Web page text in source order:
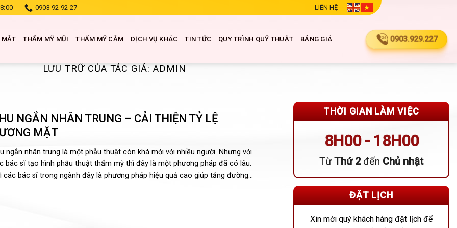
0903 92 92 27 LIÊN HỆ
MẮT THẨM MỸ MŨI THẨM MỸ CẰM DỊCH VỤ KHÁC TIN TỨC QUY TRÌNH QUỸ THUẬT BẢNG GIÁ 0903.929.227
LƯU TRỮ CỦA TÁC GIẢ: ADMIN
NGẮN NHÂN TRUNG – CẢI THIỆN TỶ LỆ
MẶT
ngắn nhân trung là một phẫu thuật còn khá mới với nhiều người. Nhưng với
bác sĩ tạo hình phẫu thuật thẩm mỹ thì đây là một phương pháp đã có lâu.
các bác sĩ trong ngành đây là phương pháp hiệu quả cao giúp tăng đường...
THỜI GIAN LÀM VIỆC
8H00 - 18H00
TừThứ 2đến Chủ nhật
ĐẶT LỊCH
Xin mời quý khách hàng đặt lịch để